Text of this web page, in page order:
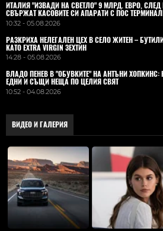
ИТАЛИЯ "ИЗВАДИ НА СВЕТЛО" 9 МЛРД. ЕВРО,
СВЪРЖАТ КАСОВИТЕ СИ АПАРАТИ С ПОС
10:32 - 05.08.2026
РАЗКРИХА НЕЛЕГАЛЕН ЦЕХ В СЕЛО ЖИТЕН –
КАТО EXTRA VIRGIN ЗЕХТИН
14:28 - 05.08.2026
ВЛАДO ПЕНЕВ В "ОБУВКИТЕ" НА АНТЪНИ
ЕДНИ И СЪЩИ НЕЩА ПО ЦЕЛИЯ СВЯТ
10:52 - 04.08.2026
ВИДЕО И ГАЛЕРИЯ